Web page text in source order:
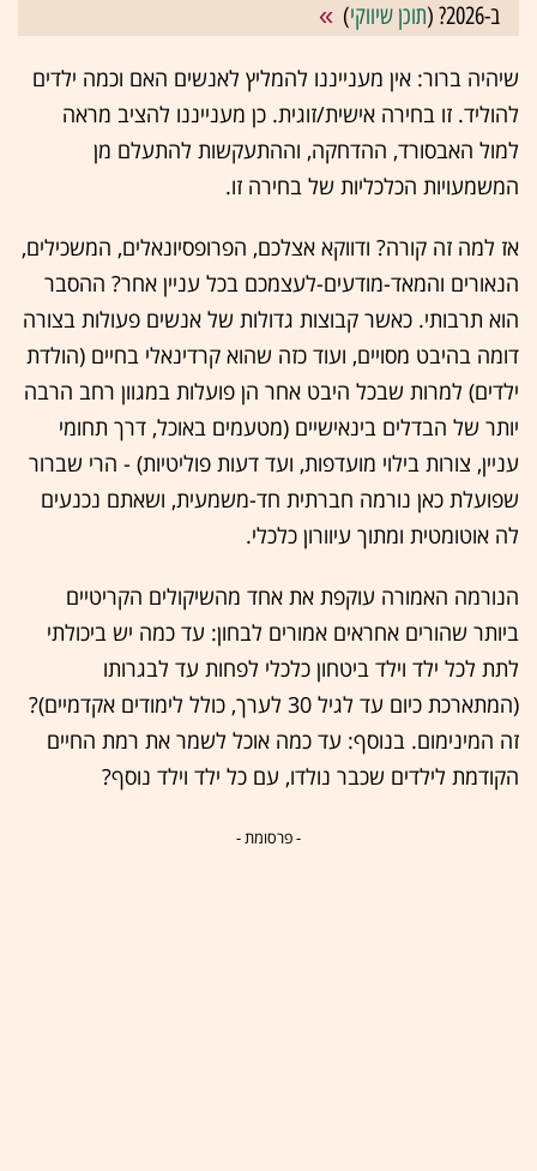
ב-2026? (
תוכן שיווקי)
שיהיה ברור: אין מענייננו להמליץ לאנשים האם וכמה ילדים
להוליד. זו בחירה אישית/זוגית. כן מענייננו להציב מראה
למול האבסורד, ההדחקה, וההתעקשות להתעלם מן
המשמעויות הכלכליות של בחירה זו.
אז למה זה קורה? ודווקא אצלכם, הפרופסיונאלים, המשכילים,
הנאורים והמאד-מודעים-לעצמכם בכל עניין אחר? ההסבר
הוא תרבותי. כאשר קבוצות גדולות של אנשים פעולות בצורה
דומה בהיבט מסויים, ועוד כזה שהוא קרדינאלי בחיים (הולדת
ילדים) למרות שבכל היבט אחר הן פועלות במגוון רחב הרבה
יותר של הבדלים בינאישיים (מטעמים באוכל, דרך תחומי
עניין, צורות בילוי מועדפות, ועד דעות פוליטיות) - הרי שברור
שפועלת כאן נורמה חברתית חד-משמעית, ושאתם נכנעים
לה אוטומטית ומתוך עיוורון כלכלי.
הנורמה האמורה עוקפת את אחד מהשיקולים הקריטיים
ביותר שהורים אחראים אמורים לבחון: עד כמה יש ביכולתי
לתת לכל ילד וילד ביטחון כלכלי לפחות עד לבגרותו
(המתארכת כיום עד לגיל 30 לערך, כולל לימודים אקדמיים)?
זה המינימום. בנוסף: עד כמה אוכל לשמר את רמת החיים
הקודמת לילדים שכבר נולדו, עם כל ילד וילד נוסף?
- פרסומת -